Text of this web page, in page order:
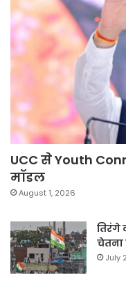
UCC से Youth
मॉडल
August 1, 2026
तिरंगे
चेतना
July